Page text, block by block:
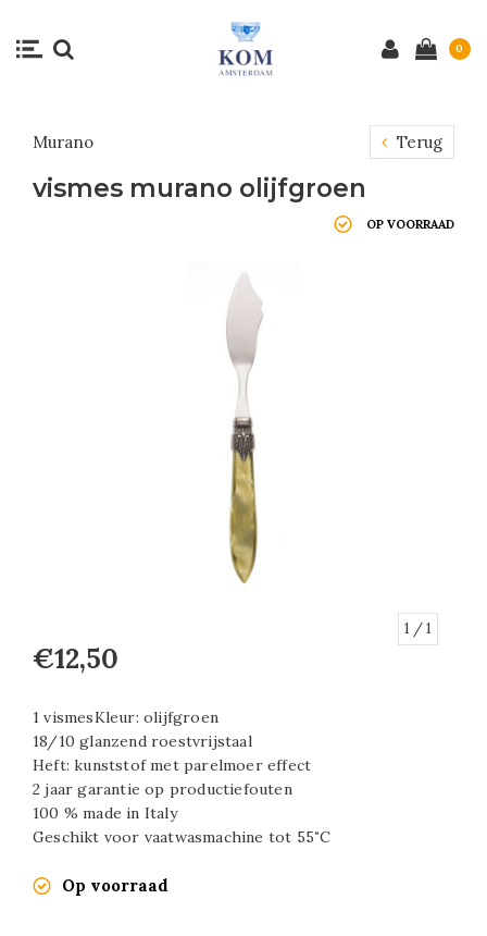
0
Murano Terug
vismes murano olijfgroen
OP VOORRAAD
1 / 1
€12,50
1 vismesKleur: olijfgroen
18/10 glanzend roestvrijstaal
Heft: kunststof met parelmoer effect
2 jaar garantie op productiefouten
100 % made in Italy
Geschikt voor vaatwasmachine tot 55˚C
Op voorraad